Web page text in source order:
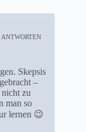
ANTWORTEN
Skepsis
–
nicht zu
man so
lernen 😉